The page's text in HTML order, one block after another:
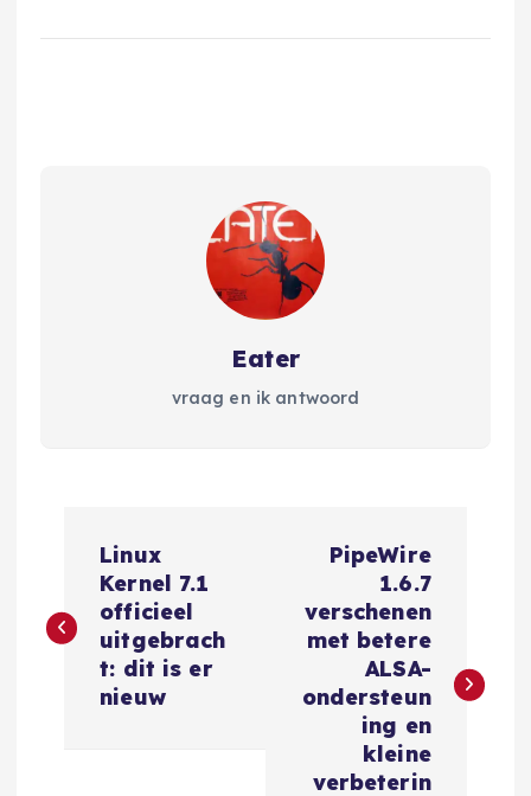
Eater
vraag en ik antwoord
r
Linux
Kernel 7.1
officieel
uitgebrach
t: dit is er
nieuw
PipeWire
1.6.7
verschenen
met betere
ALSA-
ondersteun
ing en
kleine
verbeterin